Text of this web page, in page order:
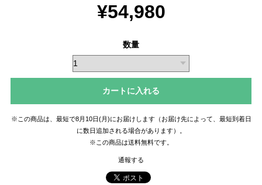
¥54,980
数量
カートに入れる
※この商品は、最短で8月10日(月)にお届けします（お届け先によって、最短到着日
に数日追加される場合があります）。
※この商品は送料無料です。
通報する